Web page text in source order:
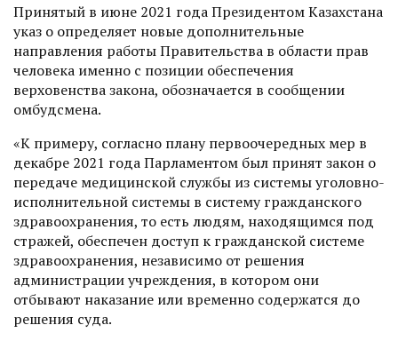
Принятый в июне 2021 года Президентом Казахстана
указ о определяет новые дополнительные
направления работы Правительства в области прав
человека именно с позиции обеспечения
верховенства закона, обозначается в сообщении
омбудсмена.
«К примеру, согласно плану первоочередных мер в
декабре 2021 года Парламентом был принят закон о
передаче медицинской службы из системы уголовно-
исполнительной системы в систему гражданского
здравоохранения, то есть людям, находящимся под
стражей, обеспечен доступ к гражданской системе
здравоохранения, независимо от решения
администрации учреждения, в котором они
отбывают наказание или временно содержатся до
решения суда.